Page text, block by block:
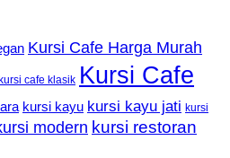
Kursi Cafe Harga Murah
kursi cafe klasik Kursi Cafe
kursi kayu kursi kayu jati kursi
modern kursi restoran